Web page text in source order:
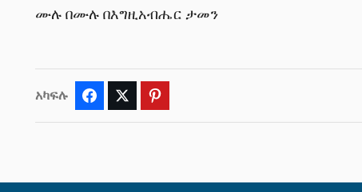
ሙሉ በሙሉ በእግዚአብሔር ታመን
አካፍሉ Facebook Twitter